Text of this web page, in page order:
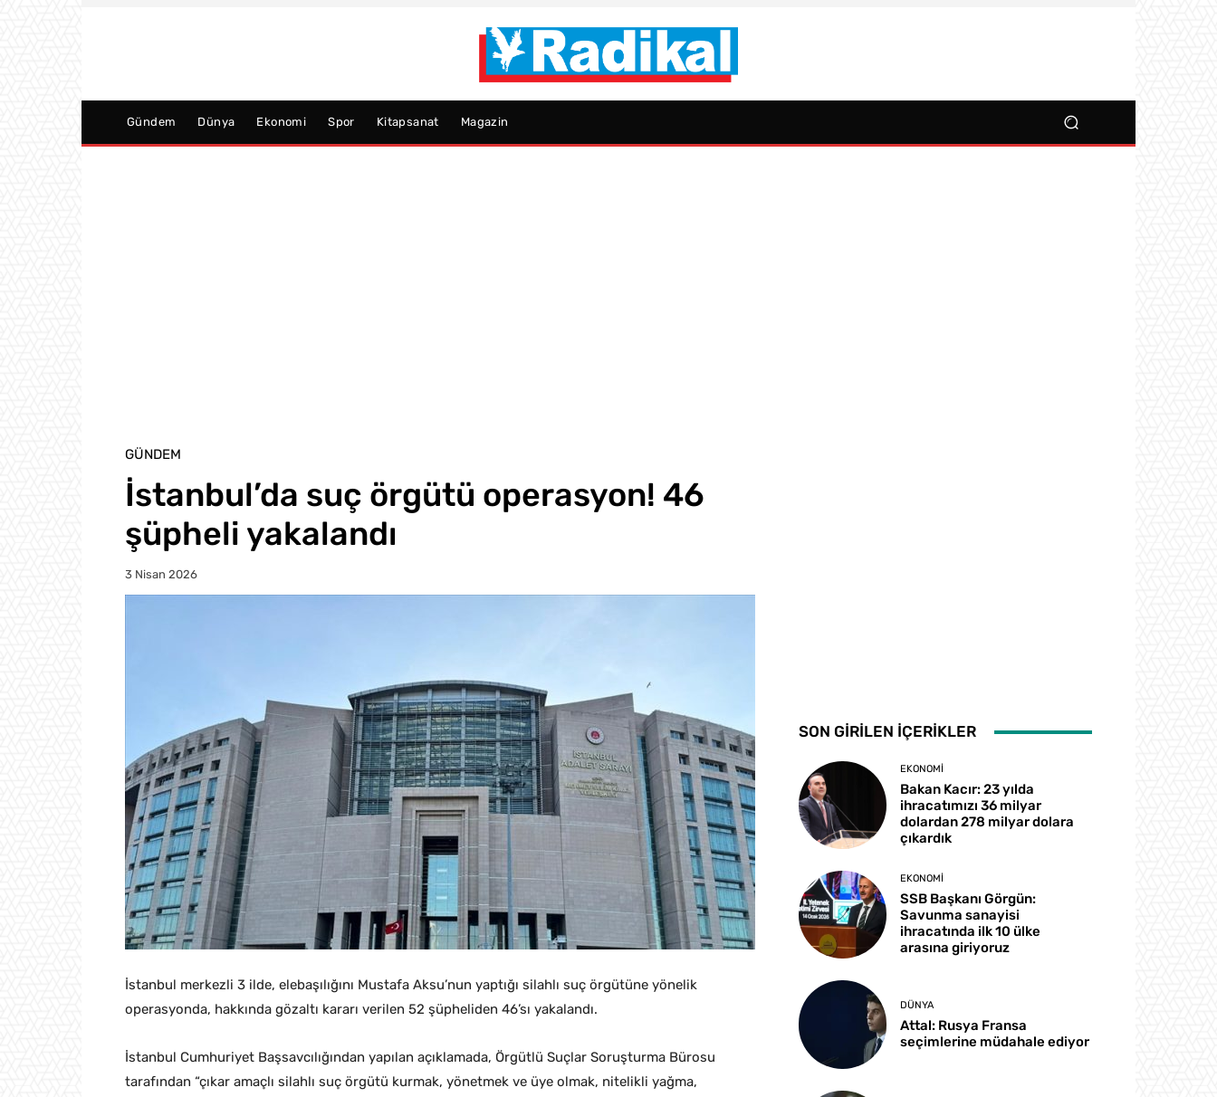
Gündem Dünya Ekonomi Spor Kitapsanat Magazin
GÜNDEM
İstanbul’da suç örgütü operasyon! 46
şüpheli yakalandı
3 Nisan 2026
İstanbul merkezli 3 ilde, elebaşılığını Mustafa Aksu’nun yaptığı silahlı suç örgütüne yönelik
operasyonda, hakkında gözaltı kararı verilen 52 şüpheliden 46’sı yakalandı.
İstanbul Cumhuriyet Başsavcılığından yapılan açıklamada, Örgütlü Suçlar Soruşturma Bürosu
tarafından “çıkar amaçlı silahlı suç örgütü kurmak, yönetmek ve üye olmak, nitelikli yağma,
SON GİRİLEN İÇERİKLER
EKONOMI
Bakan Kacır: 23 yılda
ihracatımızı 36 milyar
dolardan 278 milyar dolara
çıkardık
EKONOMI
SSB Başkanı Görgün:
Savunma sanayisi
ihracatında ilk 10 ülke
arasına giriyoruz
DÜNYA
Attal: Rusya Fransa
seçimlerine müdahale ediyor